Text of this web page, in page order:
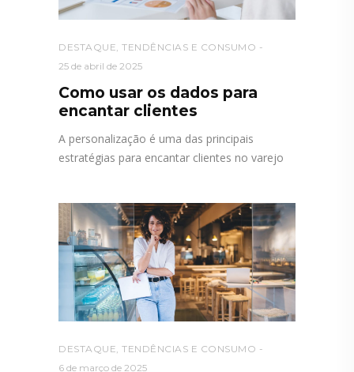
DESTAQUE, TENDÊNCIAS E CONSUMO
25 de abril de 2025
Como usar os dados para
encantar clientes
A personalização é uma das principais
estratégias para encantar clientes no varejo
DESTAQUE, TENDÊNCIAS E CONSUMO
6 de março de 2025